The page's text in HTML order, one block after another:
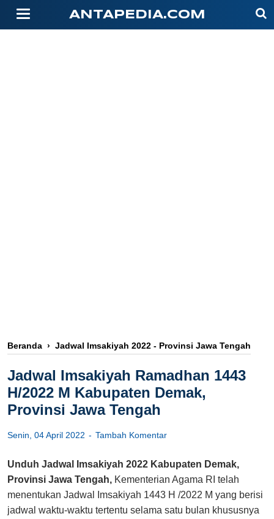
ANTAPEDIA.COM
Beranda › Jadwal Imsakiyah 2022 - Provinsi Jawa Tengah
Jadwal Imsakiyah Ramadhan 1443
H/2022 M Kabupaten Demak,
Provinsi Jawa Tengah
Senin, 04 April 2022 Tambah Komentar
Unduh Jadwal Imsakiyah 2022 Kabupaten Demak,
Provinsi Jawa Tengah, Kementerian Agama RI telah
menentukan Jadwal Imsakiyah 1443 H /2022 M yang berisi
jadwal waktu-waktu tertentu selama satu bulan khususnya